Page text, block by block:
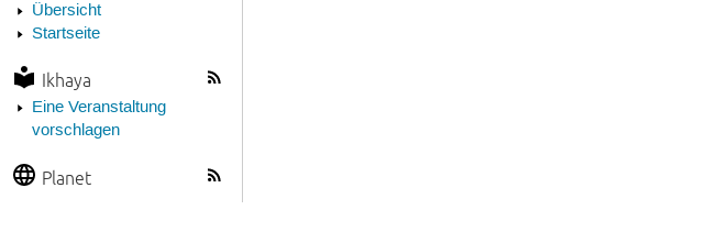
Übersicht
Startseite
Ikhaya
Eine Veranstaltung
vorschlagen
Planet